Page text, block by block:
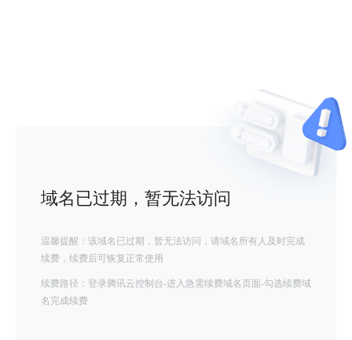
域名已过期，暂无法访问
温馨提醒：该域名已过期，暂无法访问，请域名所有人及时完成
续费，续费后可恢复正常使用
续费路径：登录腾讯云控制台-进入急需续费域名页面-勾选续费域
名完成续费